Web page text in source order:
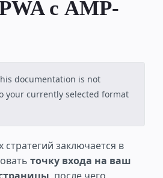
с AMP-
documentation is not
your currently selected format
заключается в
точку входа на ваш